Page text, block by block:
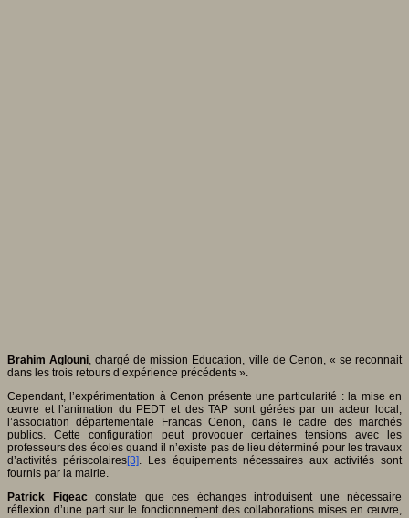
Brahim Aglouni, chargé de mission Education, ville de Cenon, « se reconnait
dans les trois retours d’expérience précédents ».
Cependant, l’expérimentation à Cenon présente une particularité : la mise en
œuvre et l’animation du PEDT et des TAP sont gérées par un acteur local,
l’association départementale Francas Cenon, dans le cadre des marchés
publics. Cette configuration peut provoquer certaines tensions avec les
professeurs des écoles quand il n’existe pas de lieu déterminé pour les travaux
d’activités périscolaires[3]. Les équipements nécessaires aux activités sont
fournis par la mairie.
Patrick Figeacconstate que ces échanges introduisent une nécessaire
réflexion d’une part sur le fonctionnement des collaborations mises en œuvre,